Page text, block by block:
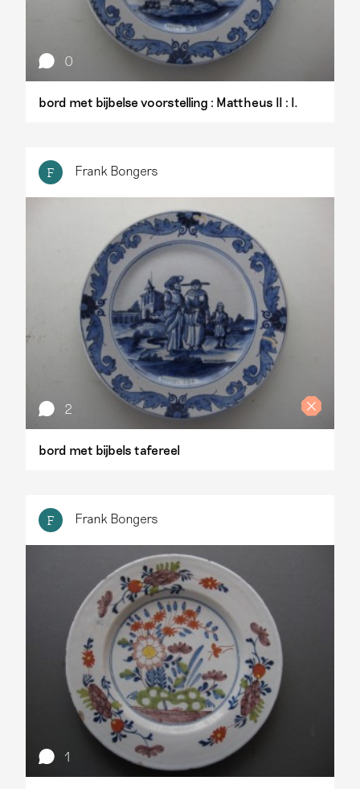
0
bord met bijbelse voorstelling : Mattheus II : I.
F Frank Bongers
2
bord met bijbels tafereel
F Frank Bongers
1